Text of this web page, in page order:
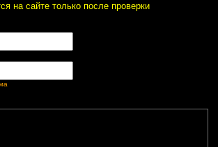
на сайте только после проверки